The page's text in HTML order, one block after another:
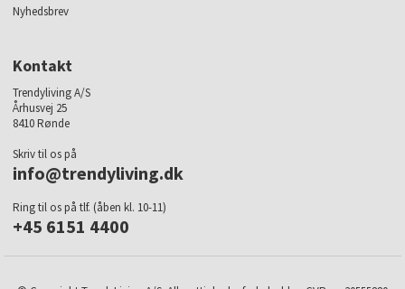
Nyhedsbrev
Kontakt
Trendyliving A/S
Århusvej 25
8410 Rønde
Skriv til os på
info@trendyliving.dk
Ring til os på tlf. (åben kl. 10-11)
+45 6151 4400